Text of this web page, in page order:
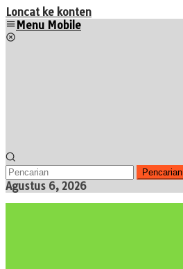
Loncat ke konten
Menu Mobile
Pencarian
Agustus 6, 2026